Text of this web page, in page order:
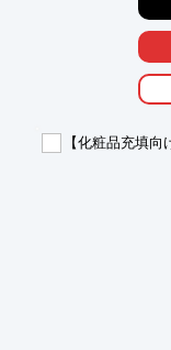
【活用シーン】
・乳化・分散工程
・顔料や添加剤の
・均一な分散によ
【化粧品充填